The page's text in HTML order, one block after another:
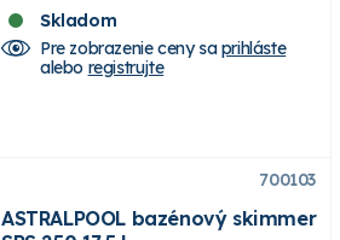
Skladom
Pre zobrazenie ceny saprihláste
alebo registrujte
700103
ASTRALPOOL bazénový skimmer